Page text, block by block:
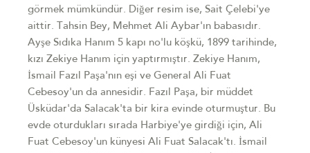
görmek mümkündür. Diğer resim ise, Sait Çelebi'ye
aittir. Tahsin Bey, Mehmet Ali Aybar'ın babasıdır.
Ayşe Sıdıka Hanım 5 kapı no'lu köşkü, 1899 tarihinde,
kızı Zekiye Hanım için yaptırmıştır. Zekiye Hanım,
İsmail Fazıl Paşa'nın eşi ve General Ali Fuat
Cebesoy'un da annesidir. Fazıl Paşa, bir müddet
Üsküdar'da Salacak'ta bir kira evinde oturmuştur. Bu
evde oturdukları sırada Harbiye'ye girdiği için, Ali
Fuat Cebesoy'un künyesi Ali Fuat Salacak'tı. İsmail